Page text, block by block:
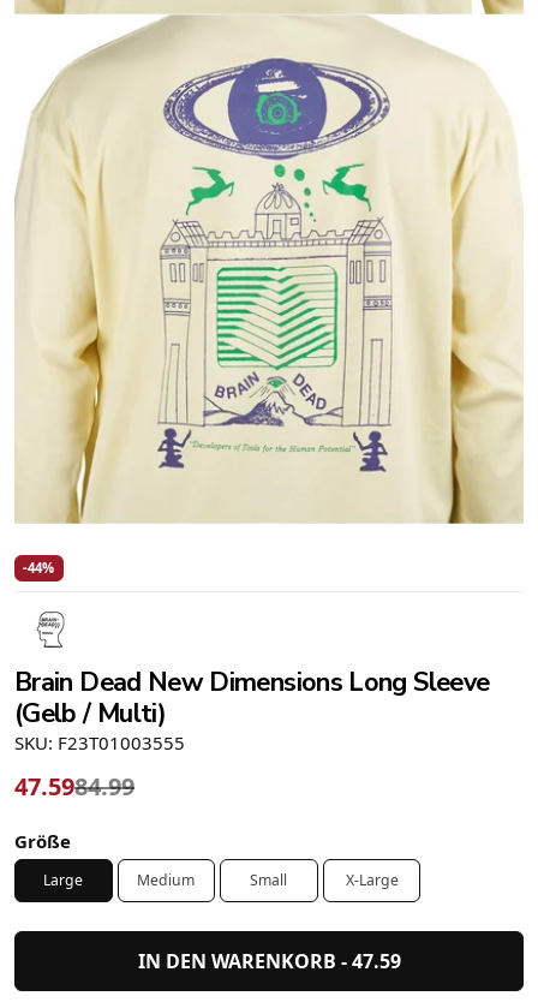
-44%
Brain Dead New Dimensions Long Sleeve
(Gelb / Multi)
SKU: F23T01003555
47.5984.99
Größe
Large Medium Small X-Large
IN DEN WARENKORB -47.59